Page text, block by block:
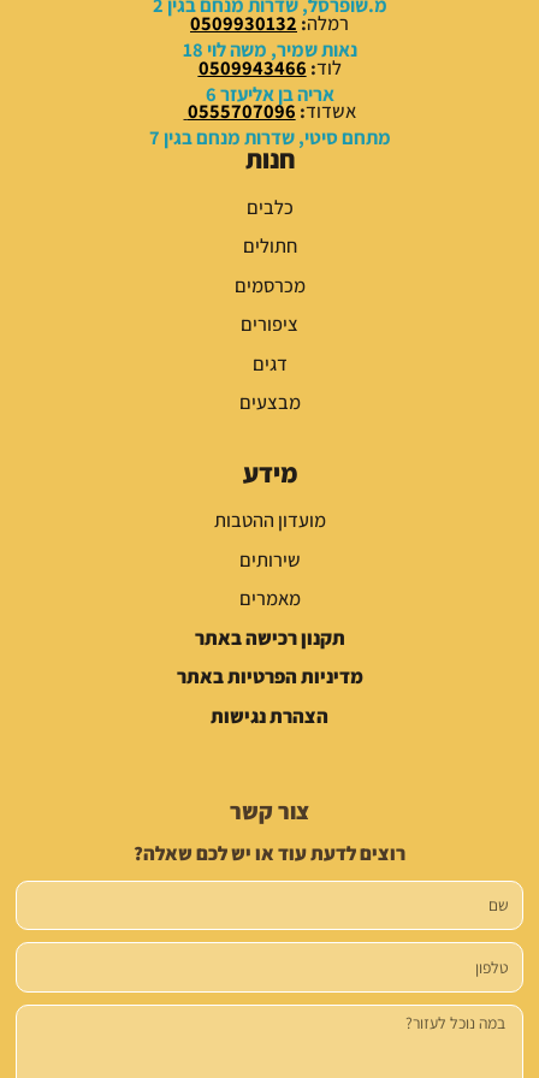
₪
.
₪
.
רמלה:
0509930132
נאות שמיר, משה לוי 18
לוד:
0509943466
אריה בן אליעזר 6
אשדוד:
0555707096
מתחם סיטי, שדרות מנחם בגין 7
חנות
כלבים
חתולים
מכרסמים
ציפורים
דגים
מבצעים
מידע
מועדון ההטבות
שירותים
מאמרים
תקנון רכישה באתר
מדיניות הפרטיות באתר
הצהרת נגישות
צור קשר
רוצים לדעת עוד או יש לכם שאלה?
שם
טלפון
הודעה